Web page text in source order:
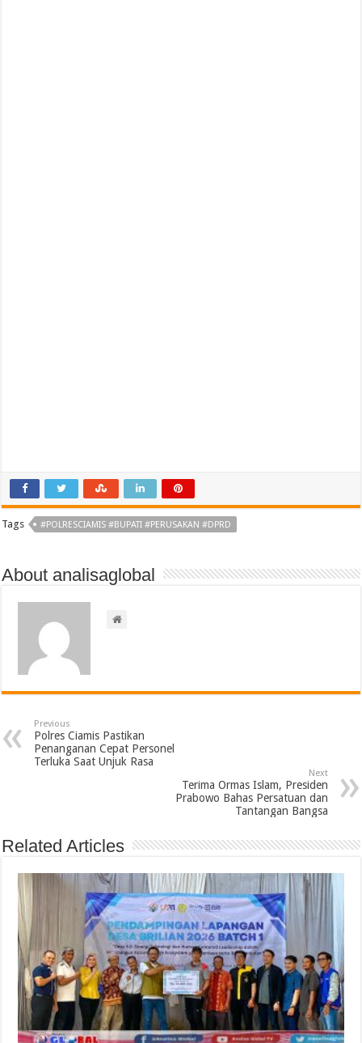
Tags #POLRESCIAMIS #BUPATI #PERUSAKAN #DPRD
About analisaglobal
Previous
Polres Ciamis Pastikan
Penanganan Cepat Personel
Terluka Saat Unjuk Rasa
Next
Terima Ormas Islam, Presiden
Prabowo Bahas Persatuan dan
Tantangan Bangsa
Related Articles